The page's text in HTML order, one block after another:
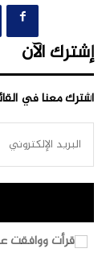
إشترك الآن
اشترك معنا في
قرأت ووافقت